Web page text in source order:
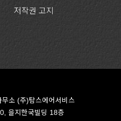
저작권 고지
소 (주)탐스에어서비스
을지한국빌딩 18층